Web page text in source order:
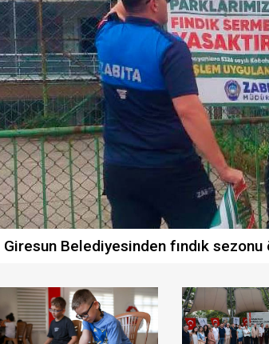
Giresun Belediyesinden fındık sezonu